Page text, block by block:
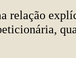
relação